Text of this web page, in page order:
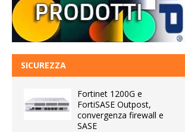
SICUREZZA
Fortinet 1200G e
FortiSASE Outpost,
convergenza firewall e
SASE